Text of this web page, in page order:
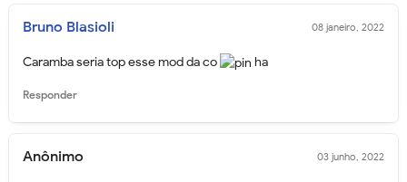
Bruno Blasioli 08 janeiro, 2022
Caramba seria top esse mod da co ha
Responder
Anônimo 03 junho, 2022